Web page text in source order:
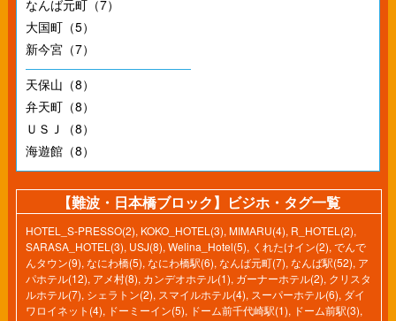
なんば元町（7）
大国町（5）
新今宮（7）
天保山（8）
弁天町（8）
ＵＳＪ（8）
海遊館（8）
【難波・日本橋ブロック】ビジホ・タグ一覧
HOTEL_S-PRESSO(2), KOKO_HOTEL(3), MIMARU(4), R_HOTEL(2),
SARASA_HOTEL(3), USJ(8), Welina_Hotel(5), くれたけイン(2), でんで
んタウン(9), なにわ橋(5), なにわ橋駅(6), なんば元町(7), なんば駅(52), ア
パホテル(12), アメ村(8), カンデオホテル(1), ガーナーホテル(2), クリスタ
ルホテル(7), シェラトン(2), スマイルホテル(4), スーパーホテル(6), ダイ
ワロイネット(4), ドーミーイン(5), ドーム前千代崎駅(1), ドーム前駅(3),